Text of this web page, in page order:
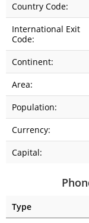
Country Code:
International Exit
Code:
Continent:
Area:
Population:
Currency:
Capital:
Type